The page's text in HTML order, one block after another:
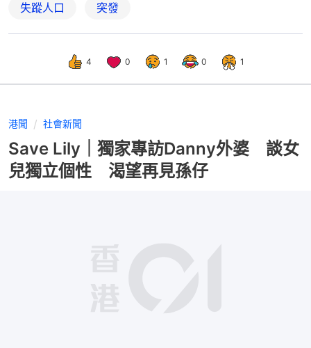
失蹤人口 突發
4 0 1 0 1
港聞 社會新聞
Save Lily｜獨家專訪Danny外婆 談女
兒獨立個性 渴望再見孫仔